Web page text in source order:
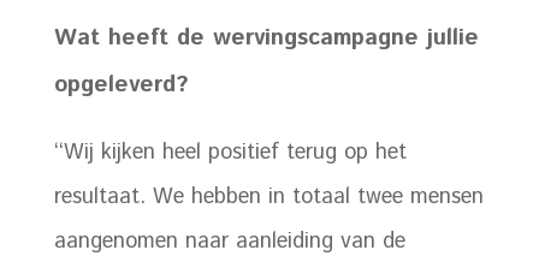
Wat heeft de wervingscampagne jullie
opgeleverd?
‘‘Wij kijken heel positief terug op het
resultaat. We hebben in totaal twee mensen
aangenomen naar aanleiding van de